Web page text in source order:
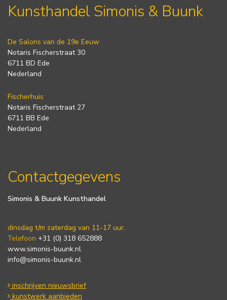
Kunsthandel Simonis & Buunk
De Salons van de 19e Eeuw
Notaris Fischerstraat 30
6711 BD Ede
Nederland
Fischerhuis
Notaris Fischerstraat 27
6711 BB Ede
Nederland
Contactgegevens
Simonis & Buunk Kunsthandel
dinsdag t/m zaterdag van 11-17 uur.
Telefoon +31 (0) 318 652888
www.simonis-buunk.nl
info@simonis-buunk.nl
inschrijven nieuwsbrief
kunstwerk aanbieden